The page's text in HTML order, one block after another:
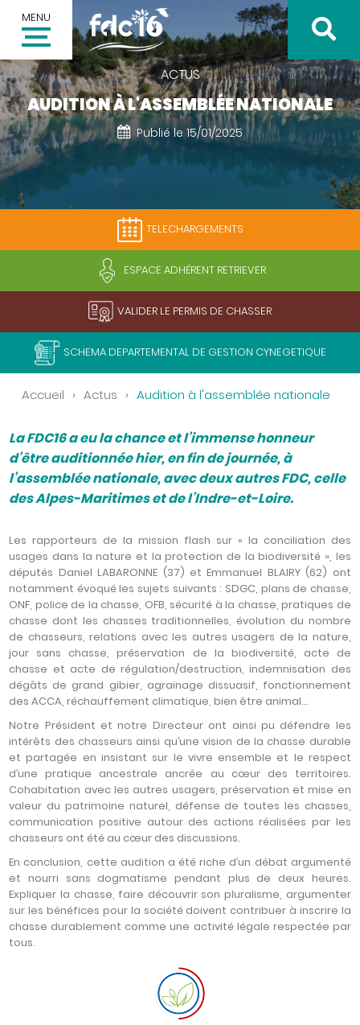
MENU
ACTUS
AUDITION À L'ASSEMBLÉE NATIONALE
Publié le 15/01/2025
TELECHARGEMENTS
ESPACE ADHÉRENT RETRIEVER
VALIDER LE PERMIS DE CHASSER
SCHEMA DEPARTEMENTAL DE GESTION CYNEGETIQUE
Inscription à la newsletter
Votre adresse email *
Accueil › Actus › Audition à l'assemblée nationale
La FDC16 a eu la chance et l’immense honneur
d’être auditionnée hier, en fin de journée, à
l’assemblée nationale, avec deux autres FDC, celle
des Alpes-Maritimes et de l’Indre-et-Loire.
Les rapporteurs de la mission flash sur « la conciliation des
usages dans la nature et la protection de la biodiversité », les
députés Daniel LABARONNE (37) et Emmanuel BLAIRY (62) ont
notamment évoqué les sujets suivants : SDGC, plans de chasse,
ONF, police de la chasse, OFB, sécurité à la chasse, pratiques de
chasse dont les chasses traditionnelles, évolution du nombre
de chasseurs, relations avec les autres usagers de la nature,
jour sans chasse, préservation de la biodiversité, acte de
chasse et acte de régulation/destruction, indemnisation des
dégâts de grand gibier, agrainage dissuasif, fonctionnement
des ACCA, réchauffement climatique, bien être animal…
Notre Président et notre Directeur ont ainsi pu défendre les
intérêts des chasseurs ainsi qu’une vision de la chasse durable
et partagée en insistant sur le vivre ensemble et le respect
d’une pratique ancestrale ancrée au cœur des territoires.
Cohabitation avec les autres usagers, préservation et mise en
valeur du patrimoine naturel, défense de toutes les chasses,
communication positive autour des actions réalisées par les
chasseurs ont été au cœur des discussions.
En conclusion, cette audition a été riche d’un débat argumenté
et nourri sans dogmatisme pendant plus de deux heures.
Expliquer la chasse, faire découvrir son pluralisme, argumenter
sur les bénéfices pour la société doivent contribuer à inscrire la
chasse durablement comme une activité légale respectée par
tous.